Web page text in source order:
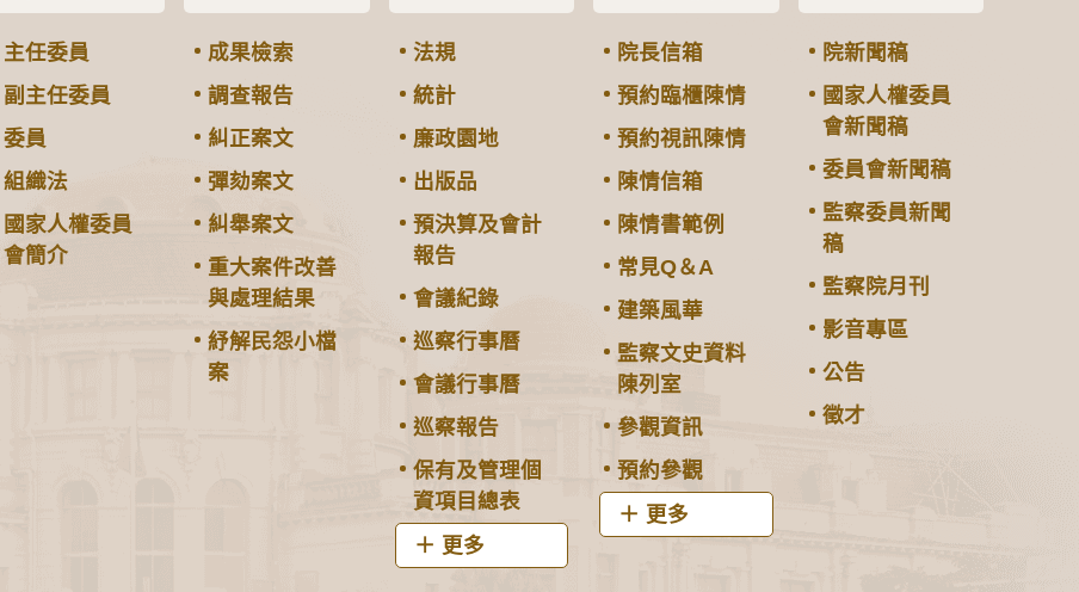
主任委員
副主任委員
委員
組織法
國家人權委員
會簡介
成果檢索
調查報告
糾正案文
彈劾案文
糾舉案文
重大案件改善
與處理結果
紓解民怨小檔
案
法規
統計
廉政園地
出版品
預決算及會計
報告
會議紀錄
巡察行事曆
會議行事曆
巡察報告
保有及管理個
資項目總表
更多
院長信箱
預約臨櫃陳情
預約視訊陳情
陳情信箱
陳情書範例
常見Q＆A
建築風華
監察文史資料
陳列室
參觀資訊
預約參觀
更多
院新聞稿
國家人權委員
會新聞稿
委員會新聞稿
監察委員新聞
稿
監察院月刊
影音專區
公告
徵才